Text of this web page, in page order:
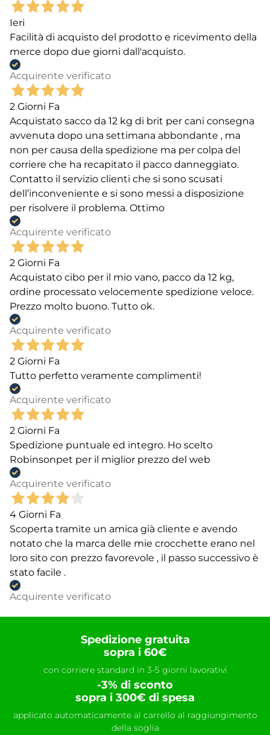
Ieri
Facilità di acquisto del prodotto e ricevimento della
merce dopo due giorni dall'acquisto.
Acquirente verificato
2 Giorni Fa
Acquistato sacco da 12 kg di brit per cani consegna
avvenuta dopo una settimana abbondante , ma
non per causa della spedizione ma per colpa del
corriere che ha recapitato il pacco danneggiato.
Contatto il servizio clienti che si sono scusati
dell’inconveniente e si sono messi a disposizione
per risolvere il problema. Ottimo
Acquirente verificato
2 Giorni Fa
Acquistato cibo per il mio vano, pacco da 12 kg,
ordine processato velocemente spedizione veloce.
Prezzo molto buono. Tutto ok.
Acquirente verificato
2 Giorni Fa
Tutto perfetto veramente complimenti!
Acquirente verificato
2 Giorni Fa
Spedizione puntuale ed integro. Ho scelto
Robinsonpet per il miglior prezzo del web
Acquirente verificato
4 Giorni Fa
Scoperta tramite un amica già cliente e avendo
notato che la marca delle mie crocchette erano nel
loro sito con prezzo favorevole , il passo successivo è
stato facile .
Acquirente verificato
Spedizione gratuita
sopra i 60€
con corriere standard in 3-5 giorni lavorativi
-3% di sconto
sopra i 300€ di spesa
applicato automaticamente al carrello al raggiungimento
della soglia